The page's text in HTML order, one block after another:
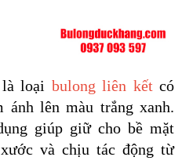
là loại bulong liên kết có
lên màu trắng xanh.
giúp giữ cho bề mặt
và chịu tác động từ